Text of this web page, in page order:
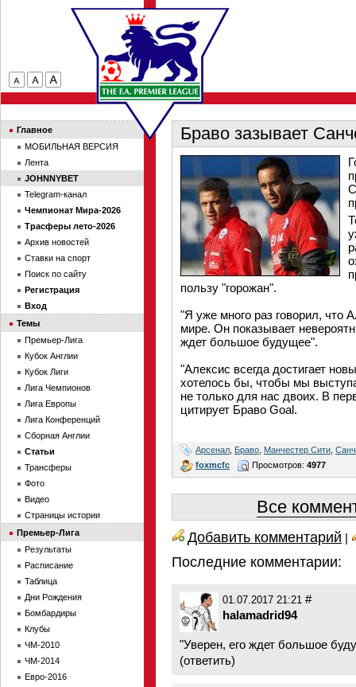
Браво зазывает
пользу "горожан".
"Я уже много раз говорил, что
мире. Он показывает
ждет большое будущее".
"Алексис всегда достигает
хотелось бы, чтобы мы
не только для нас двоих. В
цитирует Браво Goal.
Арсенал Браво Манчестер Сити
foxmcfc
Просмотров: 4977
Все
Добавить комментарий |
Последние комментарии:
01.07.2017 21:21 #
halamadrid94
"Уверен, его ждет большое
(ответить)
Главное
МОБИЛЬНАЯ ВЕРСИЯ
Лента
JOHNNYBET
Telegram-канал
Чемпионат Мира-2026
Трасферы лето-2026
Архив новостей
Ставки на спорт
Поиск по сайту
Регистрация
Вход
Темы
Премьер-Лига
Кубок Англии
Кубок Лиги
Лига Чемпионов
Лига Европы
Лига Конференций
Сборная Англии
Статьи
Трансферы
Фото
Видео
Страницы истории
Премьер-Лига
Результаты
Расписание
Таблица
Дни Рождения
Бомбардиры
Клубы
ЧМ-2010
ЧМ-2014
Евро-2016